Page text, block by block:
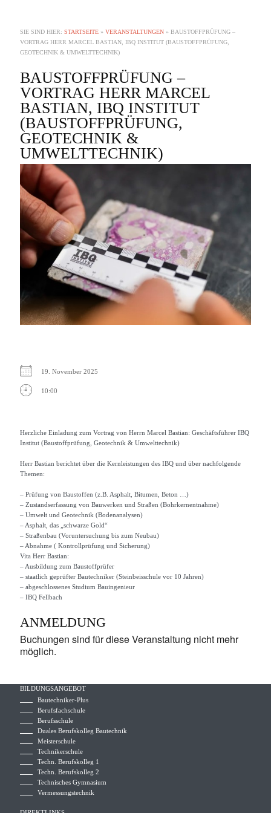
SIE SIND HIER:STARTSEITE »VERANSTALTUNGEN »BAUSTOFFPRÜFUNG –
VORTRAG HERR MARCEL BASTIAN, IBQ INSTITUT (BAUSTOFFPRÜFUNG,
GEOTECHNIK & UMWELTTECHNIK)
BAUSTOFFPRÜFUNG –
VORTRAG HERR MARCEL
BASTIAN, IBQ INSTITUT
(BAUSTOFFPRÜFUNG,
GEOTECHNIK &
UMWELTTECHNIK)
19. November 2025
10:00
Herzliche Einladung zum Vortrag von Herrn Marcel Bastian: Geschäftsführer IBQ
Institut (Baustoffprüfung, Geotechnik & Umwelttechnik)
Herr Bastian berichtet über die Kernleistungen des IBQ und über nachfolgende
Themen:
– Prüfung von Baustoffen (z.B. Asphalt, Bitumen, Beton …)
– Zustandserfassung von Bauwerken und Straßen (Bohrkernentnahme)
– Umwelt und Geotechnik (Bodenanalysen)
– Asphalt, das „schwarze Gold“
– Straßenbau (Voruntersuchung bis zum Neubau)
– Abnahme ( Kontrollprüfung und Sicherung)
Vita Herr Bastian:
– Ausbildung zum Baustoffprüfer
– staatlich geprüfter Bautechniker (Steinbeisschule vor 10 Jahren)
– abgeschlossenes Studium Bauingenieur
– IBQ Fellbach
ANMELDUNG
Buchungen sind für diese Veranstaltung nicht mehr
möglich.
BILDUNGSANGEBOT
Bautechniker-Plus
Berufsfachschule
Berufsschule
Duales Berufskolleg Bautechnik
Meisterschule
Technikerschule
Techn. Berufskolleg 1
Techn. Berufskolleg 2
Technisches Gymnasium
Vermessungstechnik